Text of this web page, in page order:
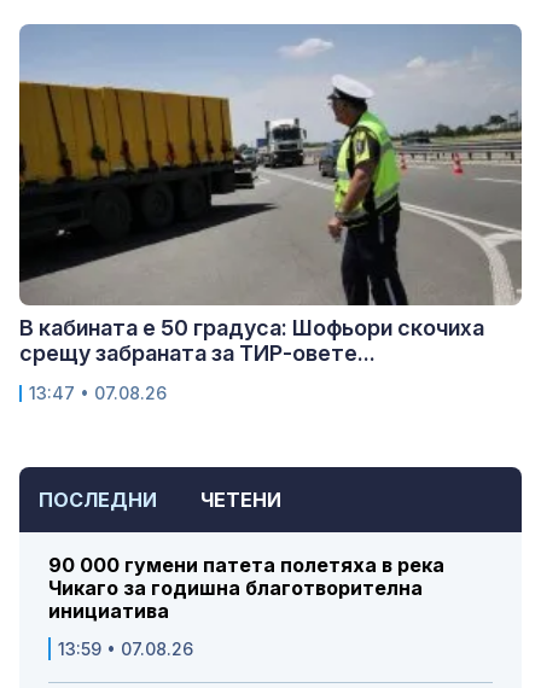
ПОСЛЕДНИ ЧЕТЕНИ
90 000 гумени патета полетяха в река
Чикаго за годишна благотворителна
инициатива
13:59 • 07.08.26
В кабината е 50 градуса: Шофьори скочиха
срещу забраната за ТИР-овете...
13:47 • 07.08.26